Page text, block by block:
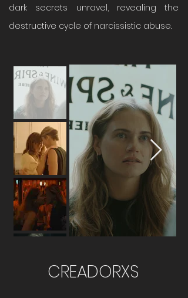
dark secrets unravel, revealing the
destructive cycle of narcissistic abuse.
CREADORXS